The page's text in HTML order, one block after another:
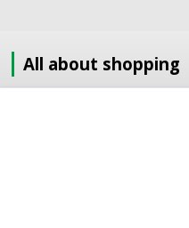
All about shopping